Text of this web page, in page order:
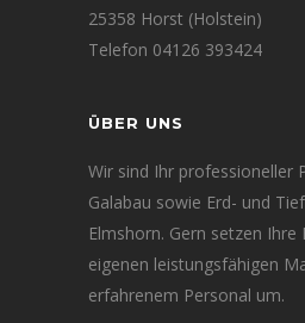
25358 Horst (Holstein)
Telefon 04126 393424
ÜBER UNS
Wir sind Ihr professioneller
Galabau sowie Erd- und
Elmshorn. Gern setzen
eigenen leistungsfähigen
erfahrenem Personal um.